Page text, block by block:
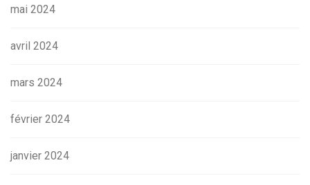
mai 2024
avril 2024
mars 2024
février 2024
janvier 2024